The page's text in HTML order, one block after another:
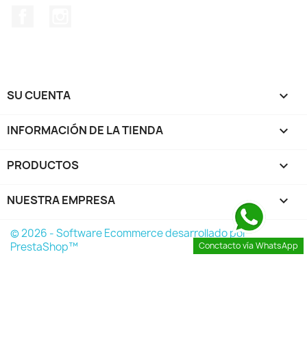
SU CUENTA 
INFORMACIÓN DE LA TIENDA keyboard_arrow_down
PRODUCTOS 
NUESTRA EMPRESA 
© 2026 - Software Ecommerce desarrollado por
PrestaShop™
Conctacto vía WhatsApp